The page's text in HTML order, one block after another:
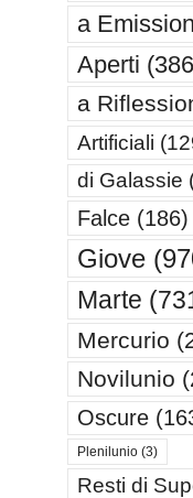
a
Aperti
a
Artificiali
di Galassie
Falce(186)
Giove
Marte
Mercurio
Novilunio
Oscure
Plenilunio(3)
Resti di